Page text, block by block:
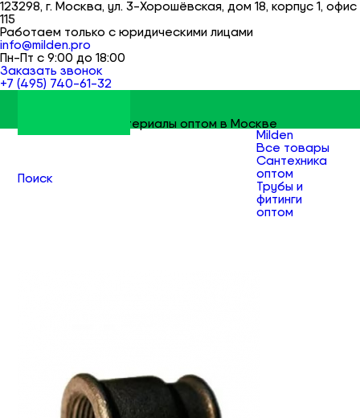
123298, г. Москва, ул. 3-Хорошёвская, дом 18, корпус 1, офис
115
Работаем только с юридическими лицами
info@milden.pro
Пн-Пт с 9:00 до 18:00
Заказать звонок
+7 (495) 740-61-32
Строительные материалы оптом в Москве
Поиск
Milden
Все товары
Сантехника
оптом
Трубы и
фитинги
оптом